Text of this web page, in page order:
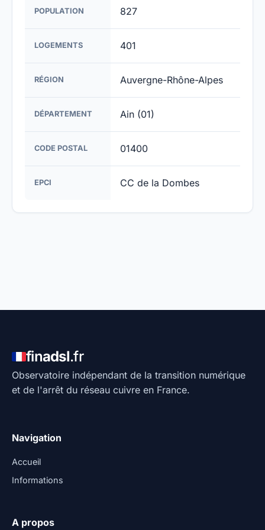
POPULATION 827
LOGEMENTS 401
RÉGION Auvergne-Rhône-Alpes
DÉPARTEMENT Ain (01)
CODE POSTAL 01400
EPCI CC de la Dombes
finadsl.fr
Observatoire indépendant de la transition numérique
et de l'arrêt du réseau cuivre en France.
Navigation
Accueil
Informations
A propos